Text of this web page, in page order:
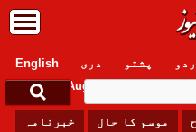
English دری پشتو
Friday, 7 August , 2026
موسم کا حال خبرنامہ